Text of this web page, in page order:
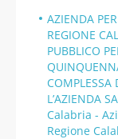
AZIENDA
REGIONE
PUBBLICO
COMPLESSA
L’AZIENDA
Calabria -
Regione